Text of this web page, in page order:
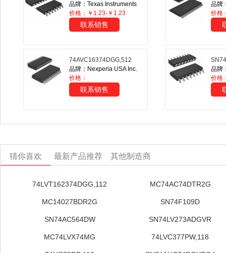
品牌：Texas Instruments
价格：￥1.23-￥1.23
联系销售
品牌
价格
74AVC16374DGG,512
品牌：Nexperia USA Inc.
价格：
联系销售
品牌
价格
猜你喜欢 最新产品推荐 其他制造商
74LVT162374DGG,112 MC74AC74DTR2G
MC14027BDR2G SN74F109D
SN74AC564DW SN74LV273ADGVR
MC74LVX74MG 74LVC377PW,118